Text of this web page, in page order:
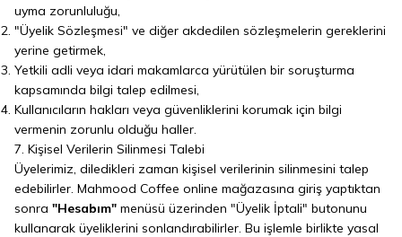
uyma zorunluluğu,
"Üyelik Sözleşmesi" ve diğer akdedilen sözleşmelerin gereklerini
yerine getirmek,
Yetkili adli veya idari makamlarca yürütülen bir soruşturma
kapsamında bilgi talep edilmesi,
Kullanıcıların hakları veya güvenliklerini korumak için bilgi
vermenin zorunlu olduğu haller.
7. Kişisel Verilerin Silinmesi Talebi
Üyelerimiz, diledikleri zaman kişisel verilerinin silinmesini talep
edebilirler. Mahmood Coffee online mağazasına giriş yaptıktan
sonra "Hesabım" menüsü üzerinden "Üyelik İptali" butonunu
kullanarak üyeliklerini sonlandırabilirler. Bu işlemle birlikte yasal